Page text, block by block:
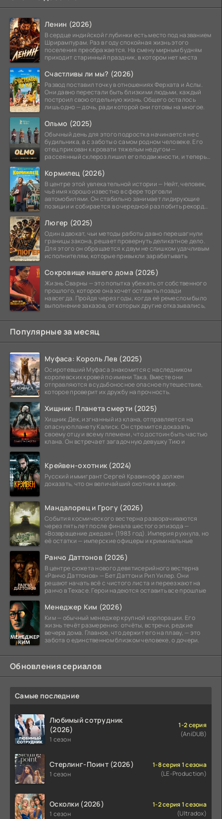
Ленин (2026)
В сердце индийской глубинки есть место под названием
Шрирампурам. Раз в году спокойная жизнь этого
поселения преображается. На смену мирным будням
приходит старинный праздник, в котором нет места
Счастливы ли мы? (2026)
Развод поставил точку в отношениях Ферхата и Аслы.
Они давно перестали быть близкими людьми, каждый
построил свою отдельную жизнь. Общего осталось
лишь одно — дочь, ради которой они готовы на многое.
Ольмо (2025)
Обычный день для этого подростка начинается не с
будильника, а с заботы о самом родном человеке. Его
отец прикован к кровати тяжелым недугом —
рассеянный склероз лишил его подвижности, и теперь
Кормилец (2026)
В центре этой увлекательной истории — Нейт, человек,
чьё имя хорошо известно в сфере торговли
автомобилями. Он стабильно занимает лидирующие
позиции и собирается в очередной раз побить рекорд
Люгер (2025)
Один адвокат, чьи методы работы давно перешагнули
границы закона, решает провернуть деликатное дело.
Для этого он обращается к двум не слишком удачливым
исполнителям, которые привыкли зарабатывать
Сокровище нашего дома (2026)
Жизнь Сварны — это попытка убежать от собственного
прошлого, которое она хочет оставить позади
навсегда. Пройдя через годы, когда её ремеслом было
выполнение заказов, от которых другие отказывались,
Популярные за месяц
Муфаса: Король Лев (2025)
Осиротевший Муфаса знакомится с наследником
королевских кровей по имени Така. Вместе они
отправляются в судьбоносное опасное путешествие,
которое проверит их дружбу на прочность.
Хищник: Планета смерти (2025)
Хищник Дек, изгнанный из клана, отправляется на
опасную планету Калиск. Он стремится доказать
своему отцу и всему племени, что достоин быть частью
клана. Он встречает загадочную девушку Тию и
Крейвен-охотник (2024)
Русский иммигрант Сергей Кравинофф должен
доказать, что он величайший охотник в мире.
Мандалорец и Грогу (2026)
События космического вестерна разворачиваются
через пять лет после финала шестого эпизода —
«Возвращение джедая» (1983 год). Империя рухнула, но
её остатки — имперские офицеры и криминальные
Ранчо Даттонов (2026)
В центре сюжета нового девятисерийного вестерна
«Ранчо Даттонов» — Бет Даттон и Рип Уилер. Они
решают начать всё с чистого листа и переезжают на
ранчо в Техасе. Герои надеются оставить все прошлые
Менеджер Ким (2026)
Ким — обычный менеджер крупной корпорации. Его
жизнь течёт размеренно: отчёты, встречи, редкие
вечера дома. Главное, что держит его на плаву, — это
забота о единственном близком человеке, о дочери.
Обновления сериалов
Самые последние
Любимый сотрудник
(2026)
1 сезон
1-2 серия
(AniDUB)
Стерлинг-Поинт (2026)
1 сезон
1-8 серия 1 сезона
(LE-Production)
Осколки (2026)
1 сезон
1-2 серия 1 сезона
(Ultradox)